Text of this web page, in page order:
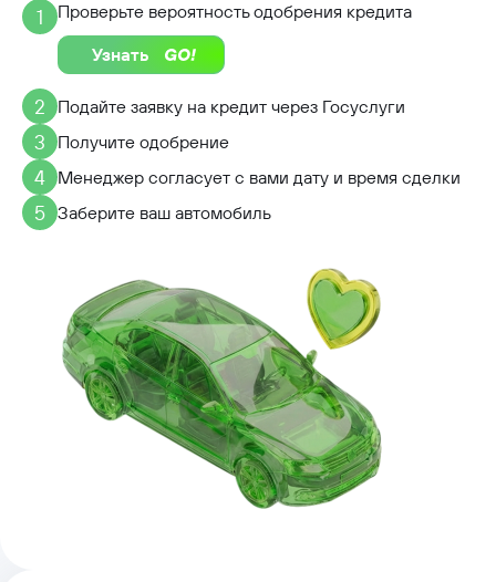
1
Проверьте вероятность одобрения кредита
Узнать
2 Подайте заявку на кредит через Госуслуги
3 Получите одобрение
4 Менеджер согласует с вами дату и время сделки
5 Заберите ваш автомобиль